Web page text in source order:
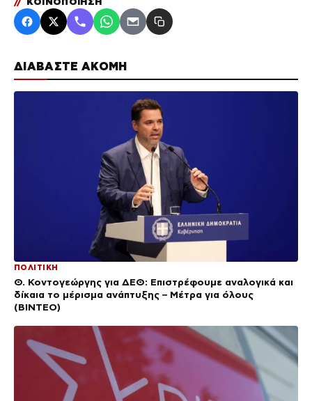
ΔΙΑΒΑΣΤΕ ΑΚΟΜΗ
ΠΟΛΙΤΙΚΗ
Θ. Κοντογεώργης για ΔΕΘ: Επιστρέφουμε αναλογικά και
δίκαια το μέρισμα ανάπτυξης – Μέτρα για όλους
(BINTEO)